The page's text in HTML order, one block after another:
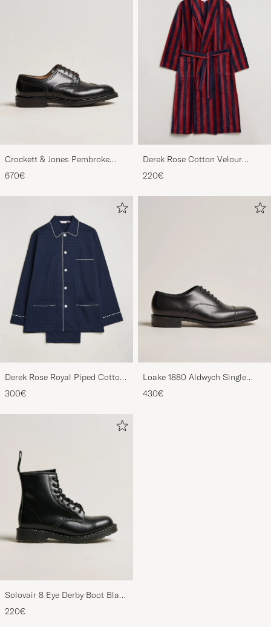
Crockett & Jones Pembroke
Derbys Black Calf
670€
Derek Rose Cotton Velour
Striped Gown Red/Blue
220€
Derek Rose Royal Piped Cotton
Pyjama Set Navy
300€
Loake 1880 Aldwych Single
Oxford Black Calf
430€
Solovair 8 Eye Derby Boot Black
Shine
220€